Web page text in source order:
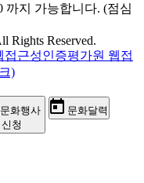
까지 가능합니다. (점심
Rights Reserved.
문화행사
신청
문화달력